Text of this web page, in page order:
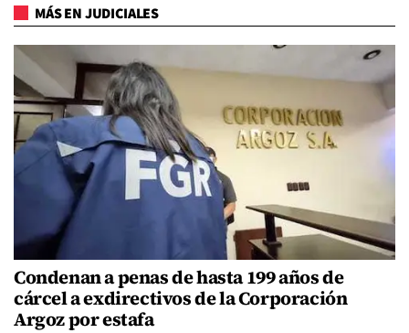
MÁS EN JUDICIALES
Condenan a penas de hasta 199 años de
cárcel a exdirectivos de la Corporación
Argoz por estafa